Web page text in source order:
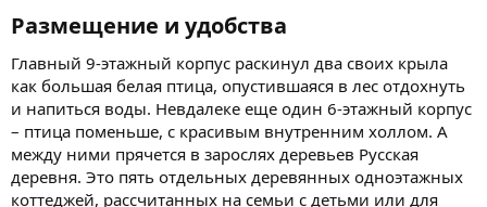
Размещение и удобства​
Главный 9-этажный корпус раскинул два своих крыла
как большая белая птица, опустившаяся в лес отдохнуть
и напиться воды. Невдалеке еще один 6-этажный корпус
– птица поменьше, с красивым внутренним холлом. А
между ними прячется в зарослях деревьев Русская
деревня. Это пять отдельных деревянных одноэтажных
коттеджей, рассчитанных на семьи с детьми или для